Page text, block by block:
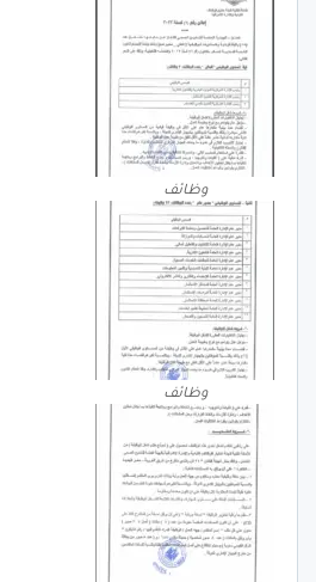
وظائف
وظائف